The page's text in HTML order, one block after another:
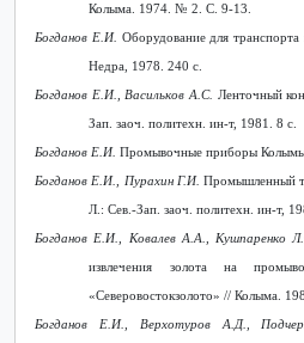
Колыма. 1974. № 2. С. 9-13.
Богданов Е.И. Оборудование для
Недра, 1978. 240 с.
Богданов Е.И., Васильков А.С. Ленточный
Зап. заоч. политехн. ин-т, 1981. 8 с.
Богданов Е.И. Промывочные приборы
Богданов Е.И., Пурахин Г.И. Промышленный
Л.: Сев.-Зап. заоч. политехн. ин-т,
Богданов Е.И., Ковалев А.А., Кушпаренко
извлечения золота на
«Cеверовостокзолото» // Колыма.
Богданов Е.И., Верхотуров А.Д.,